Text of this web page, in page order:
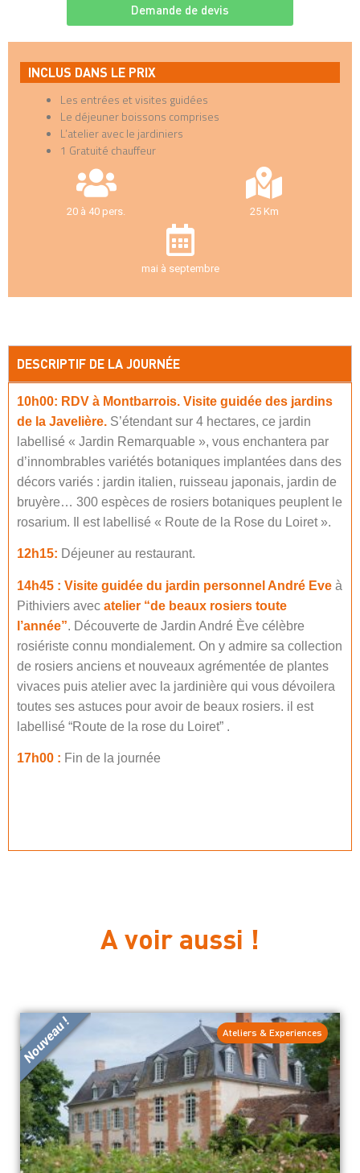
Demande de devis
INCLUS DANS LE PRIX
Les entrées et visites guidées
Le déjeuner boissons comprises
L’atelier avec le jardiniers
1 Gratuité chauffeur
20 à 40 pers. 25 Km
mai à septembre
DESCRIPTIF DE LA JOURNÉE
10h00: RDV à Montbarrois. Visite guidée des jardins
de la Javelière. S’étendant sur 4 hectares, ce jardin
labellisé « Jardin Remarquable », vous enchantera par
d’innombrables variétés botaniques implantées dans des
décors variés : jardin italien, ruisseau japonais, jardin de
bruyère… 300 espèces de rosiers botaniques peuplent le
rosarium. Il est labellisé « Route de la Rose du Loiret ».
12h15: Déjeuner au restaurant.
14h45 : Visite guidée du jardin personnel André Eve à
Pithiviers avec atelier “de beaux rosiers toute
l’année”. Découverte de Jardin André Ève célèbre
rosiériste connu mondialement. On y admire sa collection
de rosiers anciens et nouveaux agrémentée de plantes
vivaces puis atelier avec la jardinière qui vous dévoilera
toutes ses astuces pour avoir de beaux rosiers. il est
labellisé “Route de la rose du Loiret” .
17h00 : Fin de la journée
A voir aussi !
Ateliers & Experiences